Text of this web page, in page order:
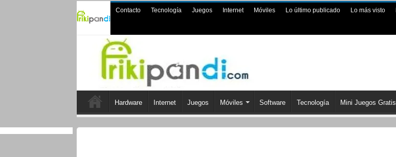
Contacto Tecnología Juegos Internet Móviles Lo último publicado Lo más visto
Hardware Internet Juegos Móviles Software Tecnología Mini Juegos Gratis